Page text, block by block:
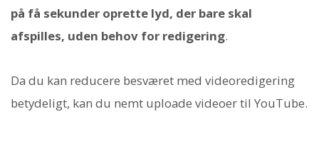
på få sekunder oprette lyd, der bare skal
afspilles, uden behov for redigering.
Da du kan reducere besværet med videoredigering
betydeligt, kan du nemt uploade videoer til YouTube.